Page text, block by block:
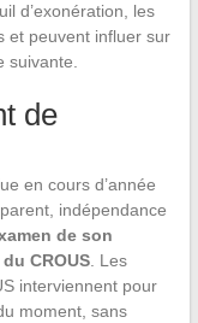
d’exonération, les
et peuvent influer sur
suivante.
de
en cours d’année
indépendance
de son
CROUS. Les
interviennent pour
moment, sans